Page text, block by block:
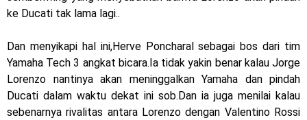
Yamaha Nmax Turbo 155 sudah lahir, Aerox Turbo hanya
tinggal menunggu waktu ?
Honda Indonesia resmi jual New CBR 1000RR-R Fireblade
2025, harganya mantap !
ke Ducati tak lama lagi..
Dan menyikapi hal ini,Herve Poncharal sebagai bos dari tim
Yamaha Tech 3 angkat bicara.Ia tidak yakin benar kalau Jorge
Lorenzo nantinya akan meninggalkan Yamaha dan pindah
Ducati dalam waktu dekat ini sob.Dan ia juga menilai kalau
sebenarnya rivalitas antara Lorenzo dengan Valentino Rossi